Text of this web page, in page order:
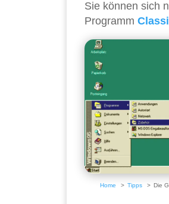
Sie können sich
Programm
Home Tipps Die